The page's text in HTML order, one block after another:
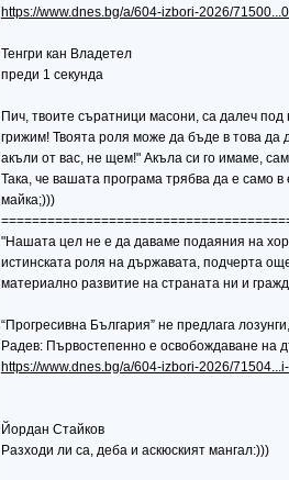
https://www.dnes.bg/a/604-izbori-2026/
Тенгри кан Владетел
преди 1 секунда
Пич, твоите съратници масони, са далеч
грижим! Твоята роля може да бъде в това
акъли от вас, не щем!" Акъла си го имаме,
Така, че вашата програма трябва да е
майка;)))
"Нашата цел не е да даваме подаяния на
истинската роля на държавата, подчерта
материално развитие на страната ни и
“Прогресивна България” не предлага
Радев: Първостепенно е освобождаване на
https://www.dnes.bg/a/604-izbori-2026/
Йордан Стайков
Разходи ли са, деба и аскюският мангал:)))